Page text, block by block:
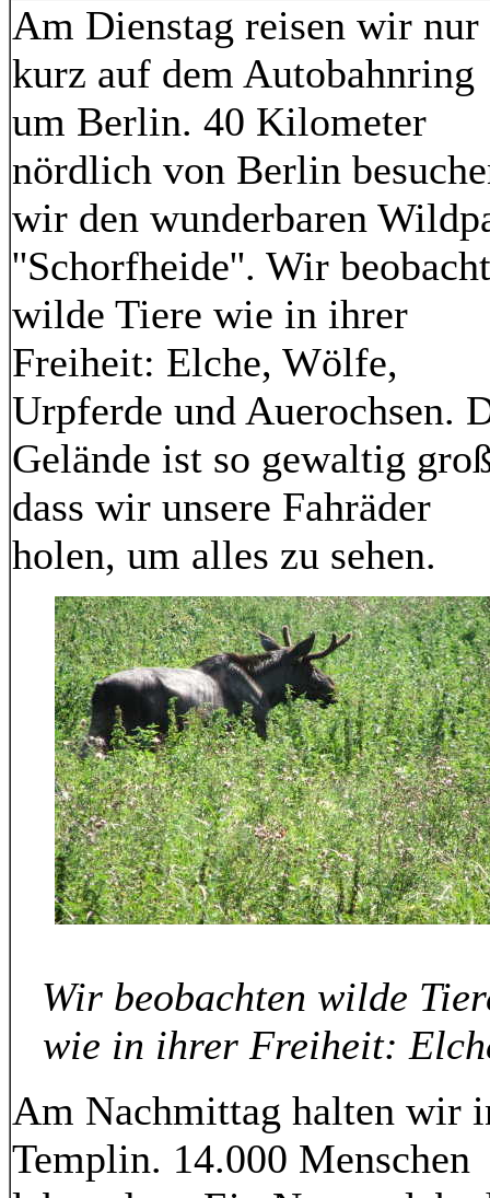
Am Dienstag reisen wir nur
kurz auf dem Autobahnring
um Berlin. 40 Kilometer
nördlich von Berlin
wir den wunderbaren
''Schorfheide''. Wir
wilde Tiere wie in ihrer
Freiheit: Elche, Wölfe,
Urpferde und Auerochsen.
Gelände ist so gewaltig
dass wir unsere Fahräder
holen, um alles zu sehen.
Wir beobachten wilde
wie in ihrer Freiheit:
Am Nachmittag halten wir
Templin. 14.000 Menschen